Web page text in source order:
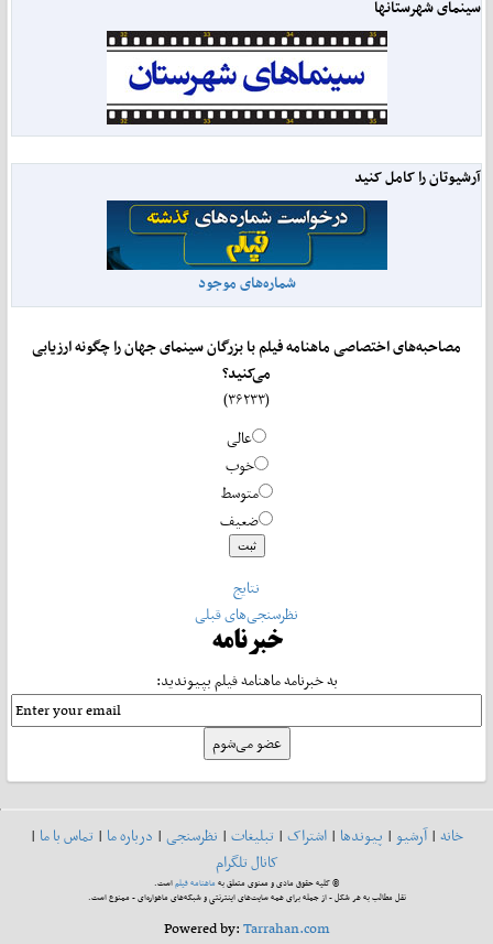
سینمای شهرستانها
آرشیوتان را کامل کنید
شماره‌های موجود
مصاحبه‌های اختصاصی ماهنامه فیلم با بزرگان سینمای جهان را چگونه ارزیابی
می‌کنید؟
عالی
خوب
متوسط
ضعیف
نتایج
نظرسنجی‌های قبلی
خبرنامه
به خبرنامه ماهنامه فیلم بپیوندید:
خانه|آرشیو| پیوندها| اشتراک| تبلیغات| نظرسنجی| درباره ما| تماس با ما|
کانال تلگرام
© کلیه حقوق مادی و معنوی متعلق بهماهنامه فیلماست.
نقل مطالب به هر شکل - از جمله برای همه سایت‌های اینترنتی و شبکه‌های ماهواره‌ای - ممنوع است.
Powered by:Tarrahan.com